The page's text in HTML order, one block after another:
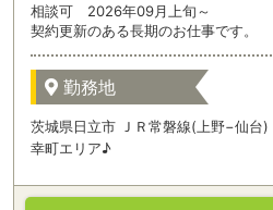
相談可 2026年09月上旬～
契約更新のある長期のお仕事です。
勤務地
茨城県日立市 ＪＲ常磐線(上野−仙台)
幸町エリア♪